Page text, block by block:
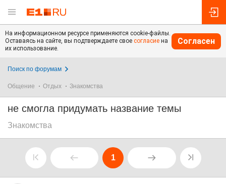
На информационном ресурсе применяются cookie-файлы.
Оставаясь на сайте, вы подтверждаете свое согласие на
их использование.
Согласен
Поиск по форумам
Общение Отдых Знакомства
не смогла придумать название темы
Знакомства
1